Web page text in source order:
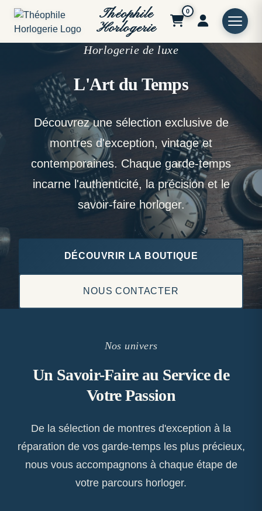
Théophile
Horlogerie
0
Horlogerie de luxe
L'Art du Temps
Découvrez une sélection exclusive de
montres d'exception, vintage et
contemporaines. Chaque garde-temps
incarne l'authenticité, la précision et le
savoir-faire horloger.
DÉCOUVRIR LA BOUTIQUE
NOUS CONTACTER
Nos univers
Un Savoir-Faire au Service de
Votre Passion
De la sélection de montres d'exception à la
réparation de vos garde-temps les plus précieux,
nous vous accompagnons à chaque étape de
votre parcours horloger.